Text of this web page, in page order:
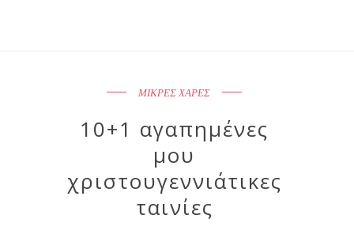
ΜΙΚΡΕΣ ΧΑΡΕΣ
10+1 αγαπημένες
μου
χριστουγεννιάτικες
ταινίες